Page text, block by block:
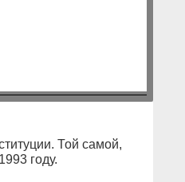
Той самой,
году.